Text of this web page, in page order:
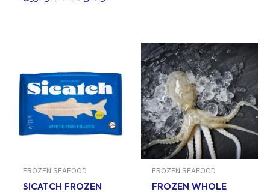
FROZEN SEAFOOD
SICATCH FROZEN
FROZEN SEAFOOD
FROZEN WHOLE